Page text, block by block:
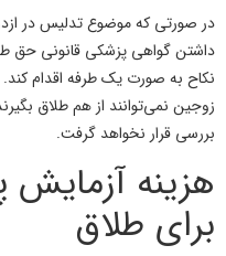
در صورتی که موضوع تدلیس در
داشتن گواهی پزشکی قانونی حق
نکاح به صورت یک طرفه اقدام
زوجین نمی‌توانند از هم طلاق
بررسی قرار نخواهد گرفت.
هزینه آزمایش
برای طلاق